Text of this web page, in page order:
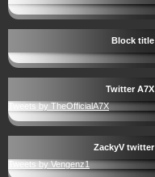
Block title
Twitter A7X
Tweets by TheOfficialA7X
ZackyV twitter
Tweets by Vengenz1